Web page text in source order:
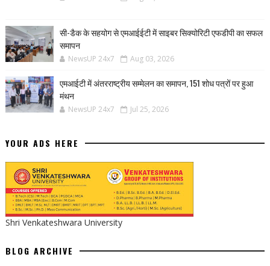
सी-डैक के सहयोग से एमआईईटी में साइबर सिक्योरिटी एफडीपी का सफल
समापन
NewsUP 24x7 Aug 03, 2026
एमआईटी में अंतरराष्ट्रीय सम्मेलन का समापन, 151 शोध पत्रों पर हुआ
मंथन
NewsUP 24x7 Jul 25, 2026
YOUR ADS HERE
Shri Venkateshwara University
BLOG ARCHIVE